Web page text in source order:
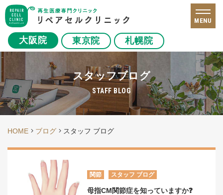
大阪院 東京院 札幌院
MENU
スタッフブログ
STAFF BLOG
HOME ブログ スタッフ ブログ
関節 スタッフ ブログ
母指CM関節症を知っていますか❓